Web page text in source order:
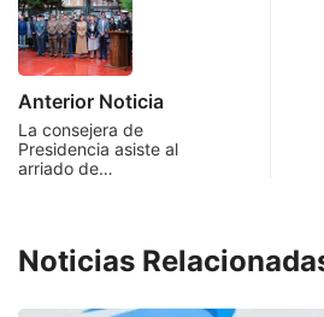
Anterior Noticia
La consejera de
Presidencia asiste al
arriado de…
Noticias